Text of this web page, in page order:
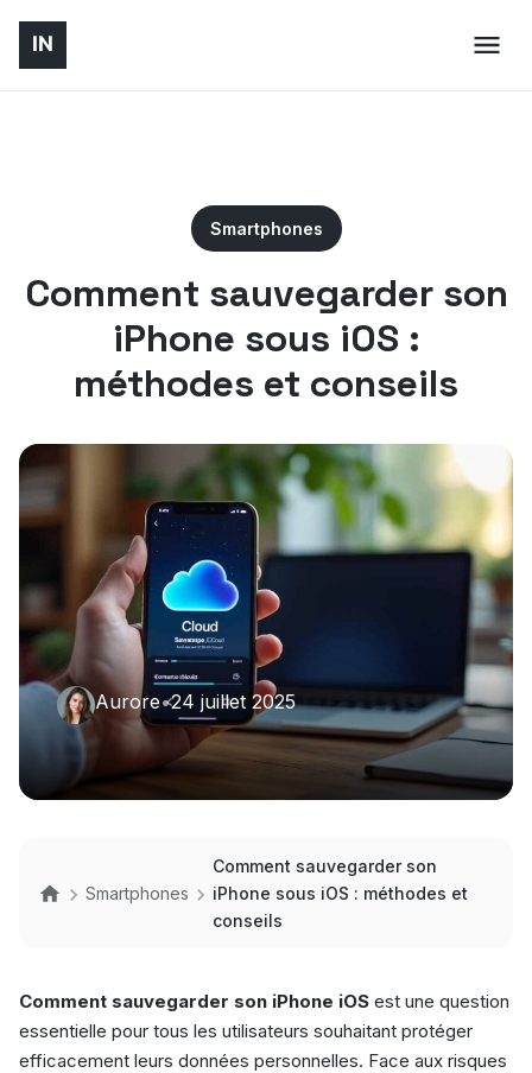
Smartphones
Comment sauvegarder son
iPhone sous iOS :
méthodes et conseils
Aurore•24 juillet 2025
Smartphones
Comment sauvegarder son
iPhone sous iOS : méthodes et
conseils
Comment sauvegarder son iPhone iOS est une question
essentielle pour tous les utilisateurs souhaitant protéger
efficacement leurs données personnelles. Face aux risques